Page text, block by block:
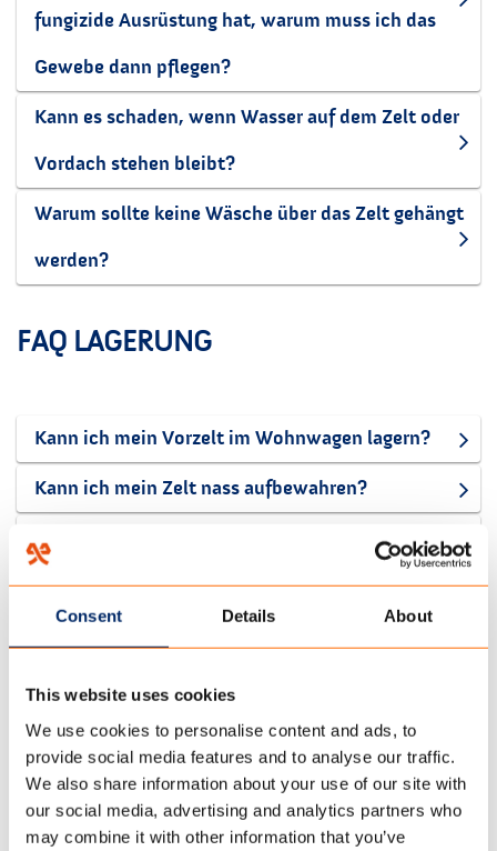
Consent Details About
This website uses cookies
We use cookies to personalise content and ads, to
provide social media features and to analyse our traffic.
We also share information about your use of our site with
our social media, advertising and analytics partners who
may combine it with other information that you’ve
fungizide Ausrüstung hat, warum muss ich das
Gewebe dann pflegen?
Kann es schaden, wenn Wasser auf dem Zelt oder
Vordach stehen bleibt?
Warum sollte keine Wäsche über das Zelt gehängt
werden?
FAQ LAGERUNG
Kann ich mein Vorzelt im Wohnwagen lagern?
Kann ich mein Zelt nass aufbewahren?
Kann das Zelt geschlossen bleiben, wenn wir einige
Zeit nicht im Zelt sind?
Reinigung von unbeschichtetem Gewebe (Cotton,
PolyCotton, Campshield)